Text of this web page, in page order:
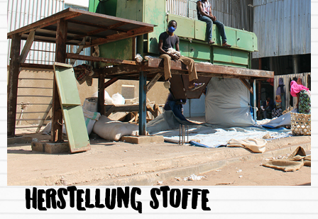
HERSTELLUNG STOFFE